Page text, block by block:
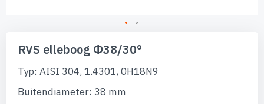
naar
begin
afbeeldingen-
RVS elleboog Φ38/30°
Typ: AISI 304, 1.4301, 0H18N9
Buitendiameter: 38 mm